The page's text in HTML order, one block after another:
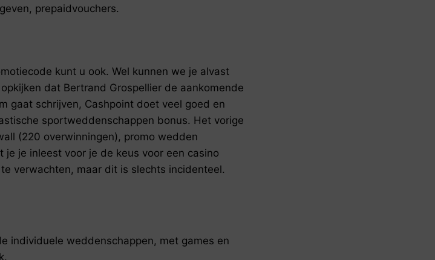
prepaidvouchers.
kunt u ook. Wel kunnen we je alvast
dat Bertrand Grospellier de aankomende
gaat schrijven, Cashpoint doet veel goed en
sportweddenschappen bonus. Het vorige
(220 overwinningen), promo wedden
je inleest voor je de keus voor een casino
verwachten, maar dit is slechts incidenteel.
individuele weddenschappen, met games en